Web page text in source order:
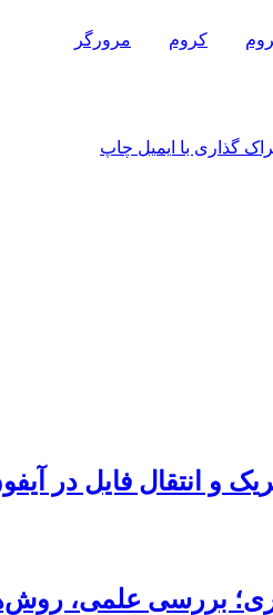
کروم مرورگر
گذاری با ایمیل چاپ
بررسی علمی،